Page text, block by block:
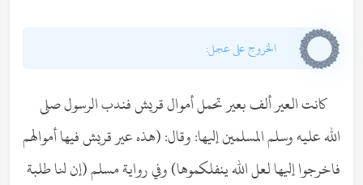
الخروج على عجل:
كانت العير ألف بعير تحمل أموال قريش فندب الرسول صلى
الله عليه وسلم المسلمين إليها: وقال: (هذه عير قريش فيها أموالهم
فاخرجوا إليها لعل الله ينفلكموها) وفي رواية مسلم (إن لنا طلبة